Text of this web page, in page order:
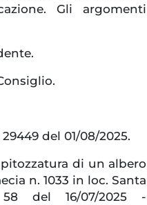
Gli argomenti
del 01/08/2025.
di un albero
n. 1033 in loc. Santa
del 16/07/2025 -